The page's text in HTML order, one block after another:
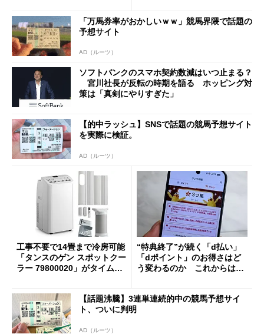
「万馬券率がおかしいｗｗ」競馬界隈で話題の
予想サイト
AD（ルーツ）
ソフトバンクのスマホ契約数減はいつ止まる？
宮川社長が反転の時期を語る ホッピング対
策は「真剣にやりすぎた」
【的中ラッシュ】SNSで話題の競馬予想サイト
を実際に検証。
AD（ルーツ）
工事不要で14畳まで冷房可能
「タンスのゲン スポットクー
ラー 79800020」がタイムセ
“特典終了”が続く「d払い」
「dポイント」のお得さはど
う変わるのか これからは
【話題沸騰】3連単連続的中の競馬予想サイ
ト、ついに判明
AD（ルーツ）